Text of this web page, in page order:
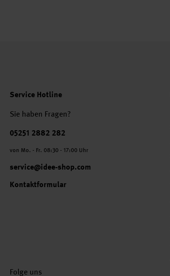
Service Hotline
Sie haben Fragen?
Telefonnummer
05251 2882 282
von Mo. - Fr. 08:30 - 17:00 Uhr
service@idee-shop.com
Kontaktformular
Folge uns